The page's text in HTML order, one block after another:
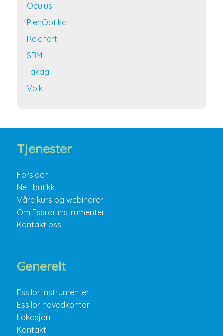
Oculus
PlenOptika
Reichert
SBM
Takagi
Volk
Tjenester
Forsiden
Nettbutikk
Våre kurs og webinarer
Om Essilor instrumenter
Kontakt oss
Generelt
Essilor instrumenter
Essilor hovedkontor
Lokasjon
Kontakt